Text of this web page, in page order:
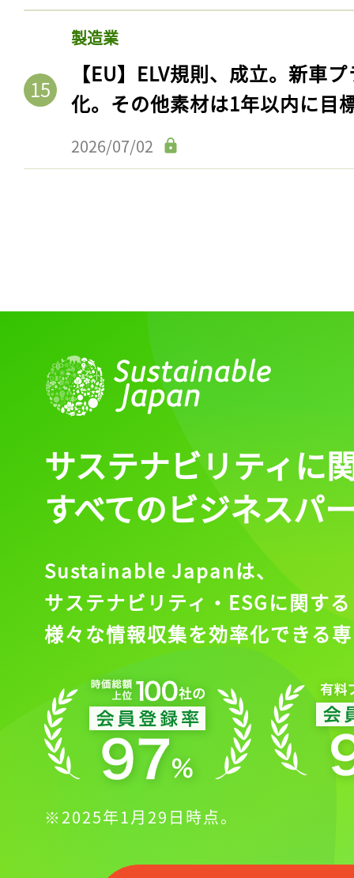
製造業
【EU】ELV規則、成立。新車
化。その他素材は1年以内に目
2026/07/02
サステナビリティに
すべてのビジネスパ
Sustainable Japanは、
サステナビリティ・ESGに関する
様々な情報収集を効率化できる
※2025年1月29日時点。